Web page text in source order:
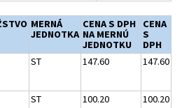
MERNÁ
JEDNOTKA
CENA S DPH
NA MERNÚ
JEDNOTKU
CENA
S
DPH
ST 147.60 147.60
ST 100.20 100.20